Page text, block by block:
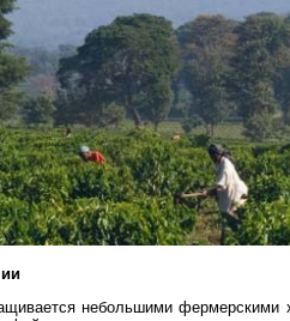
небольшими фермерскими